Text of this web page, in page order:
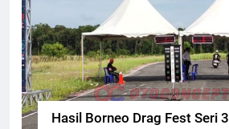
Hasil Borneo Drag Fest Seri 3